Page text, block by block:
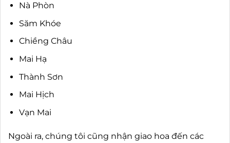
Nà Phòn
Săm Khóe
Chiềng Châu
Mai Hạ
Thành Sơn
Mai Hịch
Vạn Mai
Ngoài ra, chúng tôi cũng nhận giao hoa đến các